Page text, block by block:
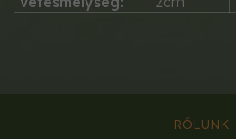
RÓLUNK